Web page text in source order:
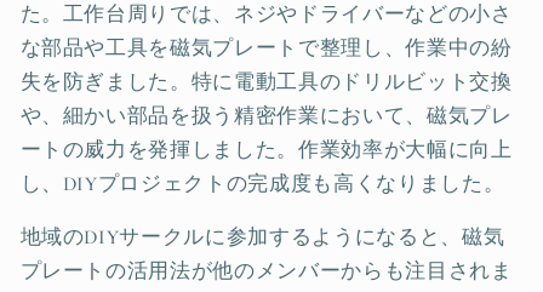
た。工作台周りでは、ネジやドライバーなどの小さ
な部品や工具を磁気プレートで整理し、作業中の紛
失を防ぎました。特に電動工具のドリルビット交換
や、細かい部品を扱う精密作業において、磁気プレ
ートの威力を発揮しました。作業効率が大幅に向上
し、DIYプロジェクトの完成度も高くなりました。
地域のDIYサークルに参加するようになると、磁気
プレートの活用法が他のメンバーからも注目されま